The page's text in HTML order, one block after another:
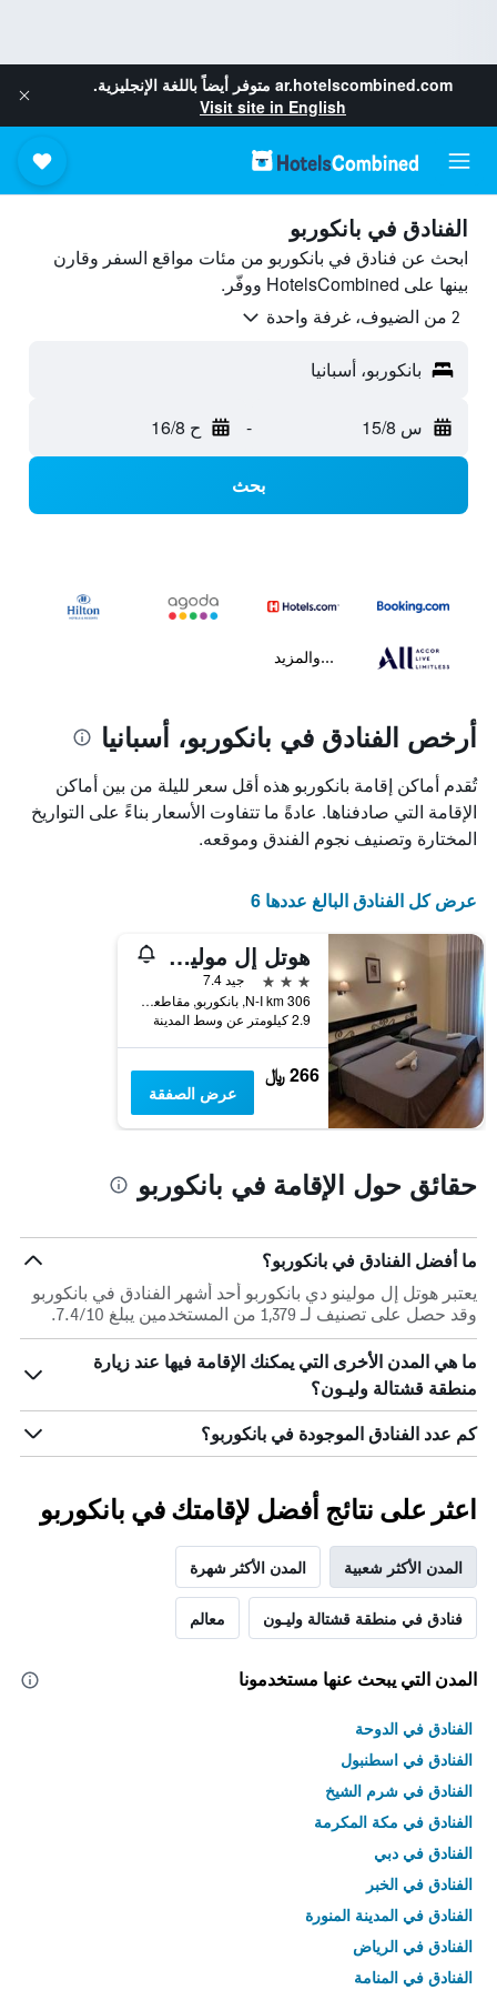
ar.hotelscombined.com متوفر أيضاً باللغة الإنجليزية.
Visit site in English
الفنادق في بانكوربو
ابحث عن فنادق في بانكوربو من مئات مواقع السفر وقارن
بينها على HotelsCombined ووفّر.
2 من الضيوف، غرفة واحدة
بانكوربو، أسبانيا
س 15/8 - ح 16/8
بحث
...والمزيد
أرخص الفنادق في بانكوربو، أسبانيا
تُقدم أماكن إقامة بانكوربو هذه أقل سعر لليلة من بين أماكن
الإقامة التي صادفناها. عادةً ما تتفاوت الأسعار بناءً على التواريخ
المختارة وتصنيف نجوم الفندق وموقعه.
عرض كل الفنادق البالغ عددها 6
هوتل إل مولينو دي بانكوربو
3 نجوم
جيد 7.4
N-I km 306, بانكوربو, مقاطعة برغش, أسبانيا
2.9 كيلومتر عن وسط المدينة
266 ﷼
عرض الصفقة
حقائق حول الإقامة في بانكوربو
ما أفضل الفنادق في بانكوربو؟
يعتبر هوتل إل مولينو دي بانكوربو أحد أشهر الفنادق في بانكوربو
وقد حصل على تصنيف لـ 1,379 من المستخدمين يبلغ 7.4/10.
ما هي المدن الأخرى التي يمكنك الإقامة فيها عند زيارة
منطقة قشتالة وليـون؟
كم عدد الفنادق الموجودة في بانكوربو؟
اعثر على نتائج أفضل لإقامتك في بانكوربو
المدن الأكثر شعبية المدن الأكثر شهرة
فنادق في منطقة قشتالة وليـون معالم
المدن التي يبحث عنها مستخدمونا
الفنادق في الدوحة
الفنادق في اسطنبول
الفنادق في شرم الشيخ
الفنادق في مكة المكرمة
الفنادق في دبي
الفنادق في الخبر
الفنادق في المدينة المنورة
الفنادق في الرياض
الفنادق في المنامة